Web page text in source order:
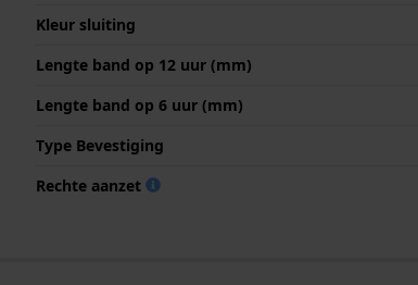
Kleur sluiting
Lengte band op 12 uur (mm)
Lengte band op 6 uur (mm)
Type Bevestiging
Rechte aanzet